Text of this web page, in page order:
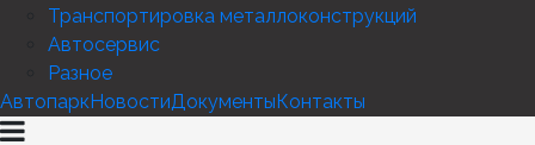
Транспортировка металлоконструкций
Автосервис
Разное
АвтопаркНовостиДокументыКонтакты